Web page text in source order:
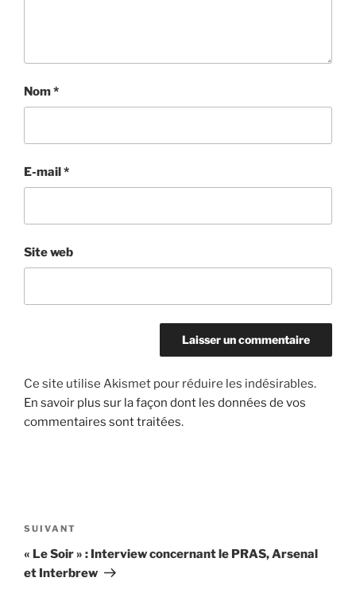
Nom*
E-mail*
Site web
Ce site utilise Akismet pour réduire les indésirables.
En savoir plus sur la façon dont les données de vos
commentaires sont traitées.
de
l’article
Article
suivant
SUIVANT
« Le Soir » : Interview concernant le PRAS, Arsenal
et Interbrew